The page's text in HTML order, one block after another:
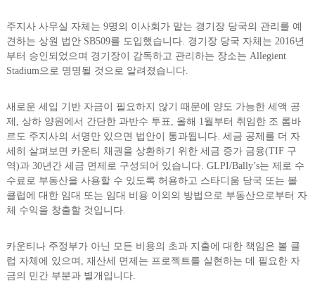
주지사 사무실 자체는 9명의 이사회가 맡는 경기장 당국의 관리를 예
견하는 상원 법안 SB509를 도입했습니다. 경기장 당국 자체는 2016년
부터 승인되었으며 경기장이 감독하고 관리하는 장소는 Allegient
Stadium으로 명명될 것으로 알려졌습니다.
새로운 세입 기반 자금이 필요하지 않기 때문에 양도 가능한 세액 공
제, 상하 양원에서 간단한 과반수 투표, 올해 1월부터 취임한 조 롬바
르도 주지사의 서명만 있으면 법안이 통과됩니다. 세금 공제를 더 자
세히 살펴보면 카운티 채권을 상환하기 위한 세금 증가 금융(TIF 구
역)과 30년간 세금 면제로 구성되어 있습니다. GLPI/Bally’s는 제로 수
수료로 부동산을 사용할 수 있도록 허용하고 스타디움 당국 또는 볼
클럽에 대한 임대 또는 임대 비용 이외의 방법으로 부동산으로부터 자
체 수익을 창출할 것입니다.
카운티나 주정부가 아닌 모든 비용의 초과 지출에 대한 책임은 볼 클
럽 자체에 있으며, 재산세 면제는 프로젝트를 실현하는 데 필요한 자
금의 민간 부분과 별개입니다.